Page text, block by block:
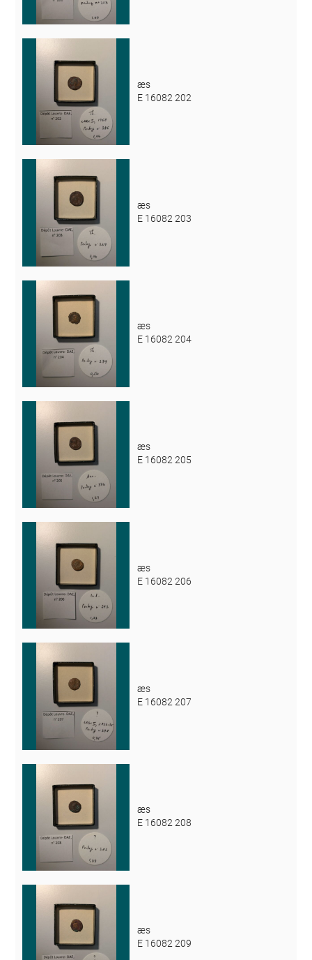
æs
E 16082 202
æs
E 16082 203
æs
E 16082 204
æs
E 16082 205
æs
E 16082 206
æs
E 16082 207
æs
E 16082 208
æs
E 16082 209